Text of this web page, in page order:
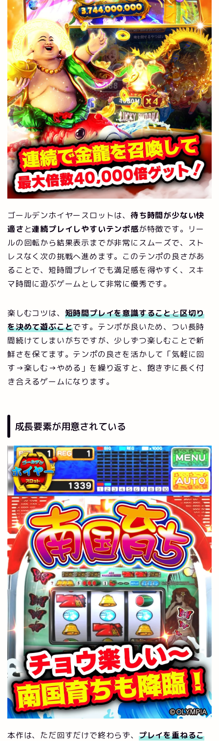
ゴールデンホイヤースロットは、 待ち時間が少ない快
適さと連続プレイしやすいテンポ感が特徴です。リー
ルの回転から結果表示までが非常にスムーズで、スト
レスなく次の挑戦へ進めます。このテンポの良さがあ
ることで、短時間プレイでも満足感を得やすく、スキ
マ時間に遊ぶゲームとして非常に優秀です。
楽しむコツは、 短時間プレイを意識することと区切り
を決めて遊ぶことです。テンポが良いため、つい長時
間続けてしまいがちですが、少しずつ楽しむことで新
鮮さを保てます。テンポの良さを活かして「気軽に回
す→楽しむ→やめる」を繰り返すと、飽きずに長く付
き合えるゲームになります。
成長要素が用意されている
本作は、ただ回すだけで終わらず、 プレイを重ねるこ